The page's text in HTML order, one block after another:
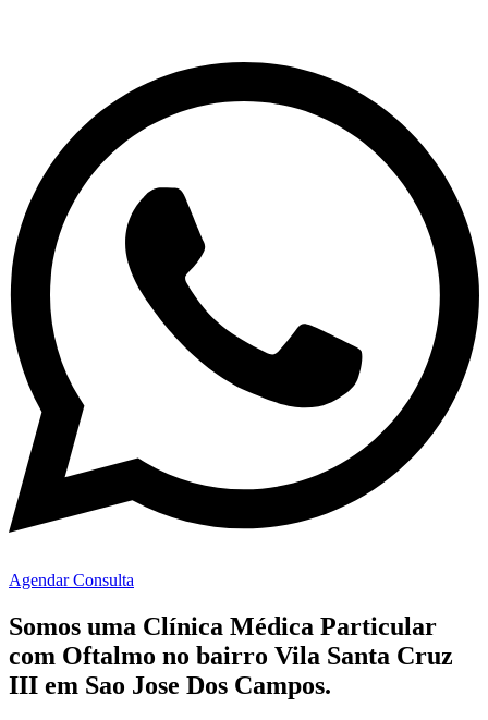
Agendar Consulta
Somos uma Clínica Médica Particular
com Oftalmo no bairro Vila Santa Cruz
III em Sao Jose Dos Campos.